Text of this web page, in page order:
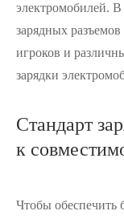
электромобилей.
зарядных
игроков и
зарядки
Стандарт
к
Чтобы обеспечить